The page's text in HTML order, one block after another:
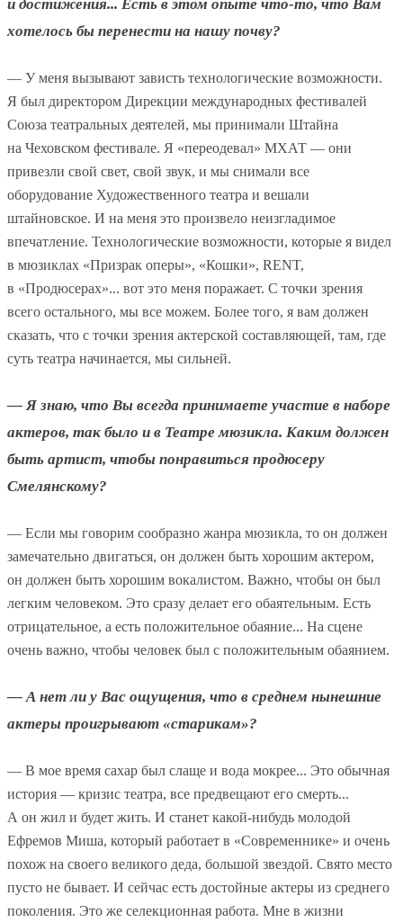
и достижения... Есть в этом опыте что-то, что Вам
хотелось бы перенести на нашу почву?
— У меня вызывают зависть технологические возможности.
Я был директором Дирекции международных фестивалей
Союза театральных деятелей, мы принимали Штайна
на Чеховском фестивале. Я «переодевал» МХАТ — они
привезли свой свет, свой звук, и мы снимали все
оборудование Художественного театра и вешали
штайновское. И на меня это произвело неизгладимое
впечатление. Технологические возможности, которые я видел
в мюзиклах «Призрак оперы», «Кошки», RENT,
в «Продюсерах»... вот это меня поражает. С точки зрения
всего остального, мы все можем. Более того, я вам должен
сказать, что с точки зрения актерской составляющей, там, где
суть театра начинается, мы сильней.
— Я знаю, что Вы всегда принимаете участие в наборе
актеров, так было и в Театре мюзикла. Каким должен
быть артист, чтобы понравиться продюсеру
Смелянскому?
— Если мы говорим сообразно жанра мюзикла, то он должен
замечательно двигаться, он должен быть хорошим актером,
он должен быть хорошим вокалистом. Важно, чтобы он был
легким человеком. Это сразу делает его обаятельным. Есть
отрицательное, а есть положительное обаяние... На сцене
очень важно, чтобы человек был с положительным обаянием.
— А нет ли у Вас ощущения, что в среднем нынешние
актеры проигрывают «старикам»?
— В мое время сахар был слаще и вода мокрее... Это обычная
история — кризис театра, все предвещают его смерть...
А он жил и будет жить. И станет какой-нибудь молодой
Ефремов Миша, который работает в «Современнике» и очень
похож на своего великого деда, большой звездой. Свято место
пусто не бывает. И сейчас есть достойные актеры из среднего
поколения. Это же селекционная работа. Мне в жизни